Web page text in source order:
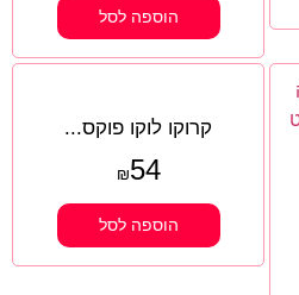
הוספה לסל
קרוקו לוקו פוקס...
₪54
הוספה לסל